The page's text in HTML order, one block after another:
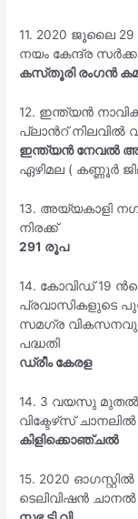
11. 2020 ജൂലൈ
നയം കേന്ദ്ര
കസ്‌തൂരി രംഗൻ
12. ഇന്ത്യൻ
പ്ലാൻറ് നിലവിൽ
ഇന്ത്യൻ നേവൽ
ഏഴിമല ( കണ്ണൂർ
13. അയ്യകാളി
നിരക്ക്
291 രൂപ
14. കോവിഡ് 19
പ്രവാസികളുടെ
സമഗ്ര വികസനവും
പദ്ധതി
ഡ്രീം കേരള
14. 3 വയസു മുതൽ
വിക്ടേഴ്‌സ്
കിളിക്കൊഞ്ചൽ
15. 2020
ടെലിവിഷൻ ചാനൽ